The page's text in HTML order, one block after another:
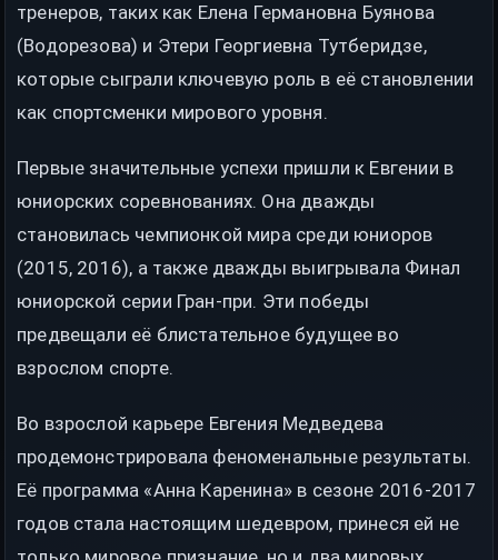
тренеров, таких как Елена Германовна Буянова
(Водорезова) и Этери Георгиевна Тутберидзе,
которые сыграли ключевую роль в её становлении
как спортсменки мирового уровня.
Первые значительные успехи пришли к Евгении в
юниорских соревнованиях. Она дважды
становилась чемпионкой мира среди юниоров
(2015, 2016), а также дважды выигрывала Финал
юниорской серии Гран-при. Эти победы
предвещали её блистательное будущее во
взрослом спорте.
Во взрослой карьере Евгения Медведева
продемонстрировала феноменальные результаты.
Её программа «Анна Каренина» в сезоне 2016-2017
годов стала настоящим шедевром, принеся ей не